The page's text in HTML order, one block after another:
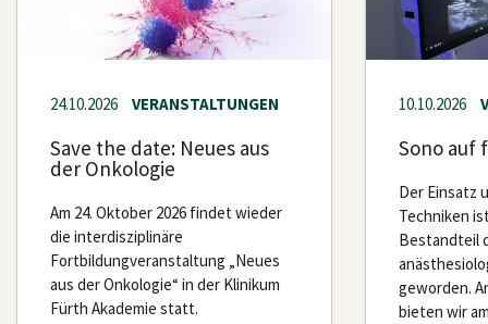
24.10.2026 VERANSTALTUNGEN
Save the date: Neues aus
der Onkologie
Am 24. Oktober 2026 findet wieder
die interdisziplinäre
Fortbildungveranstaltung „Neues
aus der Onkologie“ in der Klinikum
Fürth Akademie statt.
10.10.2026
Sono auf
Der Einsatz
Techniken
Bestandteil
geworden.
bieten wir